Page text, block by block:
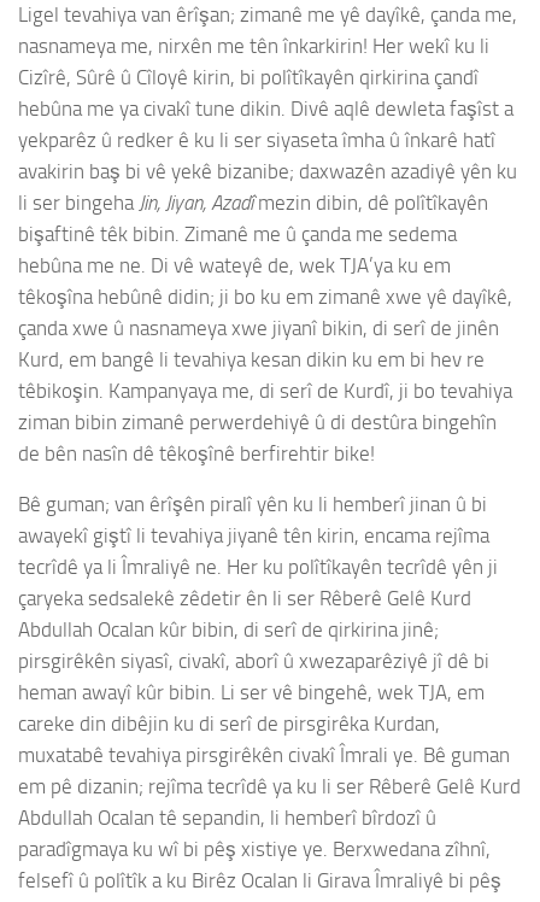
Ligel tevahiya van êrîşan; zimanê me yê dayîkê, çanda me,
nasnameya me, nirxên me tên înkarkirin! Her wekî ku li
Cizîrê, Sûrê û Cîloyê kirin, bi polîtîkayên qirkirina çandî
hebûna me ya civakî tune dikin. Divê aqlê dewleta faşîst a
yekparêz û redker ê ku li ser siyaseta îmha û înkarê hatî
avakirin baş bi vê yekê bizanibe; daxwazên azadiyê yên ku
li ser bingeha Jin, Jiyan, Azadîmezin dibin, dê polîtîkayên
bişaftinê têk bibin. Zimanê me û çanda me sedema
hebûna me ne. Di vê wateyê de, wek TJA’ya ku em
têkoşîna hebûnê didin; ji bo ku em zimanê xwe yê dayîkê,
çanda xwe û nasnameya xwe jiyanî bikin, di serî de jinên
Kurd, em bangê li tevahiya kesan dikin ku em bi hev re
têbikoşin. Kampanyaya me, di serî de Kurdî, ji bo tevahiya
ziman bibin zimanê perwerdehiyê û di destûra bingehîn
de bên nasîn dê têkoşînê berfirehtir bike!
Bê guman; van êrîşên piralî yên ku li hemberî jinan û bi
awayekî giştî li tevahiya jiyanê tên kirin, encama rejîma
tecrîdê ya li Îmraliyê ne. Her ku polîtîkayên tecrîdê yên ji
çaryeka sedsalekê zêdetir ên li ser Rêberê Gelê Kurd
Abdullah Ocalan kûr bibin, di serî de qirkirina jinê;
pirsgirêkên siyasî, civakî, aborî û xwezaparêziyê jî dê bi
heman awayî kûr bibin. Li ser vê bingehê, wek TJA, em
careke din dibêjin ku di serî de pirsgirêka Kurdan,
muxatabê tevahiya pirsgirêkên civakî Îmrali ye. Bê guman
em pê dizanin; rejîma tecrîdê ya ku li ser Rêberê Gelê Kurd
Abdullah Ocalan tê sepandin, li hemberî bîrdozî û
paradîgmaya ku wî bi pêş xistiye ye. Berxwedana zîhnî,
felsefî û polîtîk a ku Birêz Ocalan li Girava Îmraliyê bi pêş